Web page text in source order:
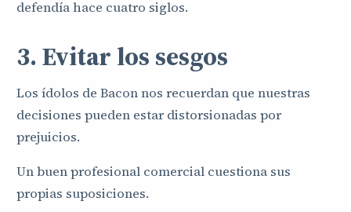
defendía hace cuatro siglos.
3. Evitar los sesgos
Los ídolos de Bacon nos recuerdan que nuestras
decisiones pueden estar distorsionadas por
prejuicios.
Un buen profesional comercial cuestiona sus
propias suposiciones.